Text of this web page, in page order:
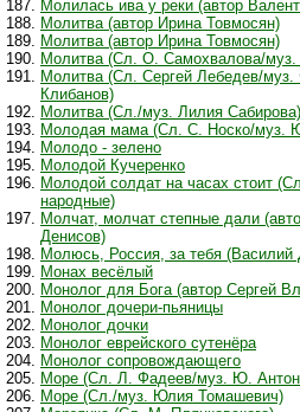
Молилась ива у реки (автор
Молитва (автор Ирина Товмосян)
Молитва (автор Ирина Товмосян)
Молитва (Сл. О. Самохвалова/муз.
Молитва (Сл. Сергей Лебедев/муз.
Клибанов)
Молитва (Сл./муз. Лилия Сабирова)
Молодая мама (Сл. С. Носко/муз.
Молодо - зелено
Молодой Кучеренко
Молодой солдат на часах стоит
народные)
Молчат, молчат степные дали
Денисов)
Молюсь, Россия, за тебя (Василий
Монах весёлый
Монолог для Бога (автор Сергей
Монолог дочери-пьяницы
Монолог дочки
Монолог еврейского сутенёра
Монолог сопровождающего
Море (Сл. Л. Фадеев/муз. Ю.
Море (Сл./муз. Юлия Томашевич)